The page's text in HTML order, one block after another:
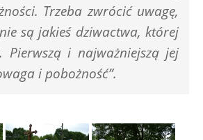
Trzeba zwrócić uwagę,
są jakieś dziwactwa, której
Pierwszą i najważniejszą jej
i pobożność”.